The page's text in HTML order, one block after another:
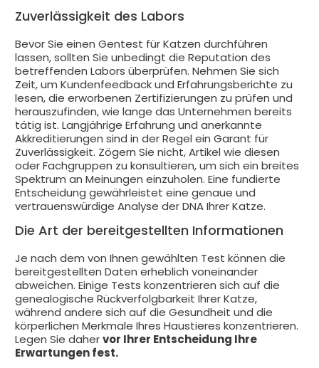
Zuverlässigkeit des Labors
Bevor Sie einen Gentest für Katzen durchführen
lassen, sollten Sie unbedingt die Reputation des
betreffenden Labors überprüfen. Nehmen Sie sich
Zeit, um Kundenfeedback und Erfahrungsberichte zu
lesen, die erworbenen Zertifizierungen zu prüfen und
herauszufinden, wie lange das Unternehmen bereits
tätig ist. Langjährige Erfahrung und anerkannte
Akkreditierungen sind in der Regel ein Garant für
Zuverlässigkeit. Zögern Sie nicht, Artikel wie diesen
oder Fachgruppen zu konsultieren, um sich ein breites
Spektrum an Meinungen einzuholen. Eine fundierte
Entscheidung gewährleistet eine genaue und
vertrauenswürdige Analyse der DNA Ihrer Katze.
Die Art der bereitgestellten Informationen
Je nach dem von Ihnen gewählten Test können die
bereitgestellten Daten erheblich voneinander
abweichen. Einige Tests konzentrieren sich auf die
genealogische Rückverfolgbarkeit Ihrer Katze,
während andere sich auf die Gesundheit und die
körperlichen Merkmale Ihres Haustieres konzentrieren.
Legen Sie dahervor Ihrer Entscheidung Ihre
Erwartungen fest.